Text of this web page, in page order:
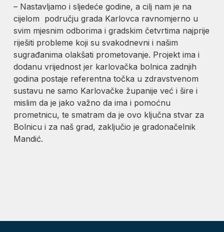
– Nastavljamo i sljedeće godine, a cilj nam je na
cijelom području grada Karlovca ravnomjerno u
svim mjesnim odborima i gradskim četvrtima najprije
riješiti probleme koji su svakodnevni i našim
sugrađanima olakšati prometovanje. Projekt ima i
dodanu vrijednost jer karlovačka bolnica zadnjih
godina postaje referentna točka u zdravstvenom
sustavu ne samo Karlovačke županije već i šire i
mislim da je jako važno da ima i pomoćnu
prometnicu, te smatram da je ovo ključna stvar za
Bolnicu i za naš grad, zaključio je gradonačelnik
Mandić.